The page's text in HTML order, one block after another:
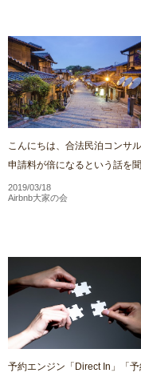
こんにちは、合法民泊コンサ
申請料が倍になるという話を
2019/03/18
Airbnb大家の会
予約エンジン「Direct In」「